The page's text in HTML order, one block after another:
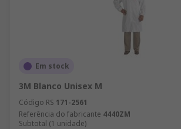
Em stock
3M Blanco Unisex M
Código RS 171-2561
Referência do fabricante 4440ZM
Subtotal (1 unidade)